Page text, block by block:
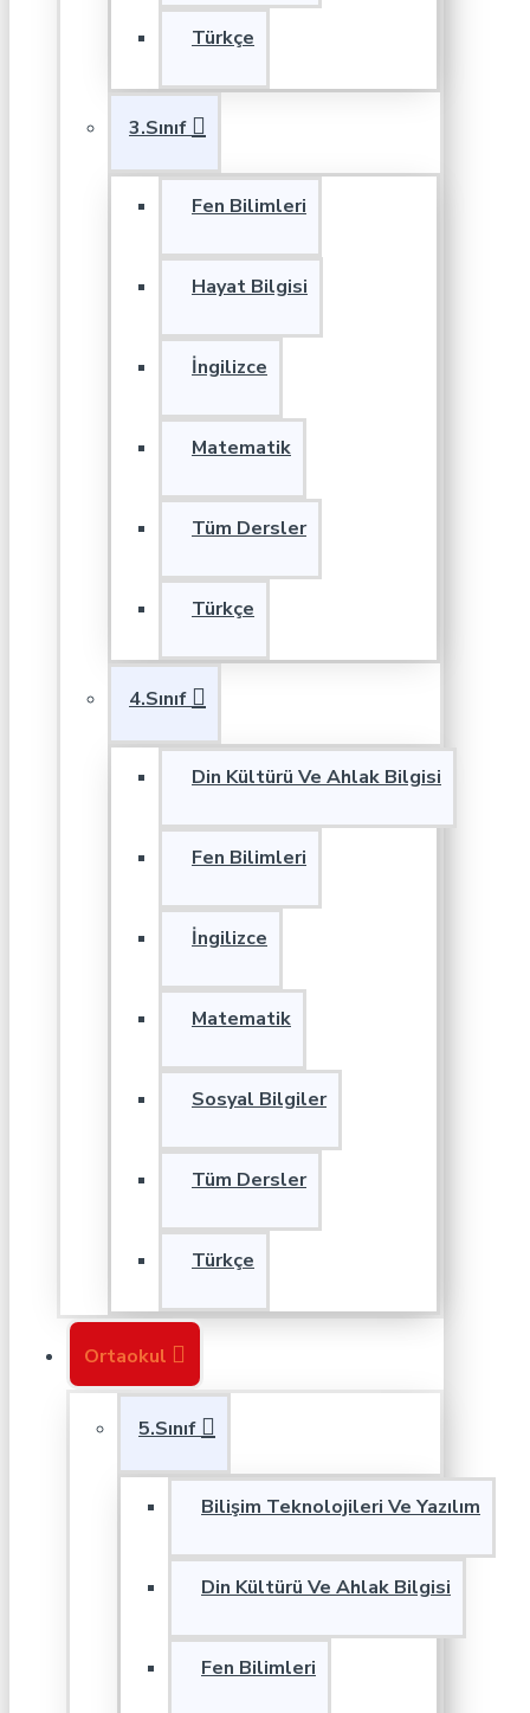
Türkçe
3.Sınıf
Fen Bilimleri
Hayat Bilgisi
İngilizce
Matematik
Tüm Dersler
Türkçe
4.Sınıf
Din Kültürü Ve Ahlak Bilgisi
Fen Bilimleri
İngilizce
Matematik
Sosyal Bilgiler
Tüm Dersler
Türkçe
Ortaokul
5.Sınıf
Bilişim Teknolojileri Ve Yazılım
Din Kültürü Ve Ahlak Bilgisi
Fen Bilimleri